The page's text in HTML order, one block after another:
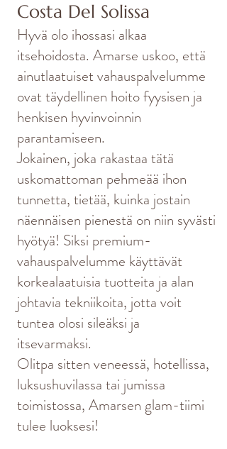
Costa Del Solissa
Hyvä olo ihossasi alkaa
itsehoidosta. Amarse uskoo, että
ainutlaatuiset vahauspalvelumme
ovat täydellinen hoito fyysisen ja
henkisen hyvinvoinnin
parantamiseen.
Jokainen, joka rakastaa tätä
uskomattoman pehmeää ihon
tunnetta, tietää, kuinka jostain
näennäisen pienestä on niin syvästi
hyötyä! Siksi premium-
vahauspalvelumme käyttävät
korkealaatuisia tuotteita ja alan
johtavia tekniikoita, jotta voit
tuntea olosi sileäksi ja
itsevarmaksi.
Olitpa sitten veneessä, hotellissa,
luksushuvilassa tai jumissa
toimistossa, Amarsen glam-tiimi
tulee luoksesi!